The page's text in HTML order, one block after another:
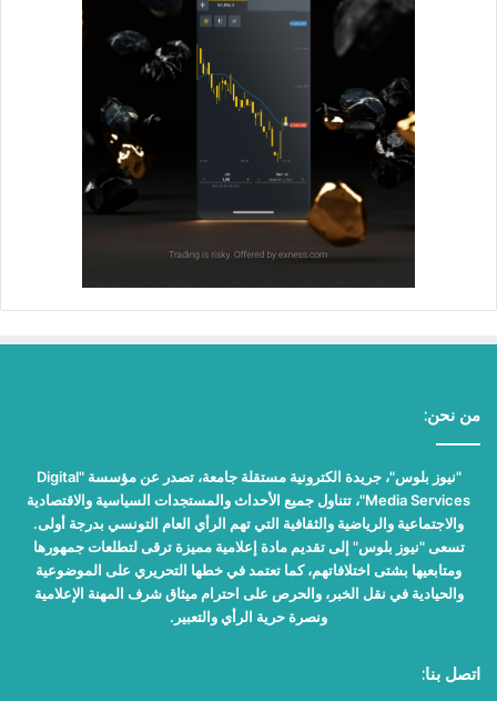
من نحن:
"نيوز بلوس"، جريدة الكترونية مستقلة جامعة، تصدر عن مؤسسة "Digital
Media Services"، تتناول جميع الأحداث والمستجدات السياسية والاقتصادية
والاجتماعية والرياضية والثقافية التي تهم الرأي العام التونسي بدرجة أولى.
تسعى "نيوز بلوس" إلى تقديم مادة إعلامية مميزة ترقى لتطلعات جمهورها
ومتابعيها بشتى اختلافاتهم، كما تعتمد في خطها التحريري على الموضوعية
والحيادية في نقل الخبر، والحرص على احترام ميثاق شرف المهنة الإعلامية
ونصرة حرية الرأي والتعبير.
اتصل بنا: